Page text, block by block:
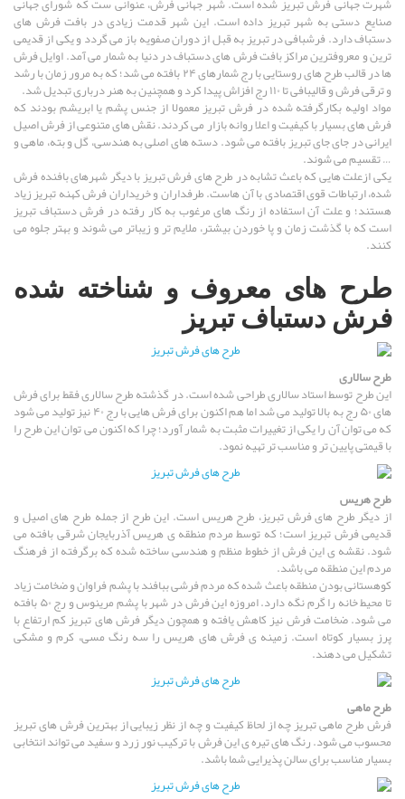
صنایع دستی به شهر تبریز داده است. این شهر قدمت زیادی در بافت فرش های
دستباف دارد. فرشبافی در تبریز به قبل از دوران صفویه باز می گردد و یکی از قدیمی
ترین و معروفترین مراکز بافت فرش های دستباف در دنیا به شمار می آمد. اوایل فرش
ها در قالب طرح های روستایی با رج شمارهای ۲۴ بافته می شد؛ که به مرور زمان با رشد
و ترقی فرش و قالیبافی تا ۱۱۰ رج افزاش پیدا کرد و همچنین به هنر درباری تبدیل شد.
مواد اولیه بکارگرفته شده در فرش تبریز معمولا از جنس پشم یا ابریشم بودند که
فرش های بسیار با کیفیت و اعلا روانه بازار می کردند. نقش های متنوعی از فرش اصیل
ایرانی در جای جای تبریز بافته می شود. دسته های اصلی به هندسی، گل و بته، ماهی و
… تقسیم می شوند.
یکی ازعلت هایی که باعث تشابه در طرح های فرش تبریز با دیگر شهرهای بافنده فرش
شده، ارتباطات قوی اقتصادی با آن هاست. طرفداران و خریداران فرش کهنه تبریز زیاد
هستند؛ و علت آن استفاده از رنگ های مرغوب به کار رفته در فرش دستباف تبریز
است که با گذشت زمان و پا خوردن بیشتر، ملایم تر و زیباتر می شوند و بهتر جلوه می
کنند.
طرح های معروف و شناخته شده
فرش دستباف تبریز
طرح سالاری
این طرح توسط استاد سالاری طراحی شده است. در گذشته طرح سالاری فقط برای فرش
های ۵۰ رج به بالا تولید می شد اما هم اکنون برای فرش هایی با رج ۴۰ نیز تولید می شود
که می توان آن را یکی از تغییرات مثبت به شمار آورد؛ چرا که اکنون می توان این طرح را
با قیمتی پایین تر و مناسب تر تهیه نمود.
طرح هریس
از دیگر طرح های فرش تبریز، طرح هریس است. این طرح از جمله طرح های اصیل و
قدیمی فرش تبریز است؛ که توسط مردم منطقه ی هریس آذربایجان شرقی بافته می
شود. نقشه ی این فرش از خطوط منظم و هندسی ساخته شده که برگرفته از فرهنگ
مردم این منطقه می باشد.
کوهستانی بودن منطقه باعث شده که مردم فرشی ببافند با پشم فراوان و ضخامت زیاد
تا محیط خانه را گرم نگه دارد. امروزه این فرش در شهر با پشم مرینوس و رج ۵۰ بافته
می شود. ضخامت فرش نیز کاهش یافته و همچون دیگر فرش های تبریز کم ارتفاع با
پرز بسیار کوتاه است. زمینه ی فرش های هریس را سه رنگ مسی، کرم و مشکی
تشکیل می دهند.
طرح ماهی
فرش طرح ماهی تبریز چه از لحاظ کیفیت و چه از نظر زیبایی از بهترین فرش های تبریز
محسوب می شود. رنگ های تیره ی این فرش با ترکیب نور زرد و سفید می تواند انتخابی
بسیار مناسب برای سالن پذیرایی شما باشد.